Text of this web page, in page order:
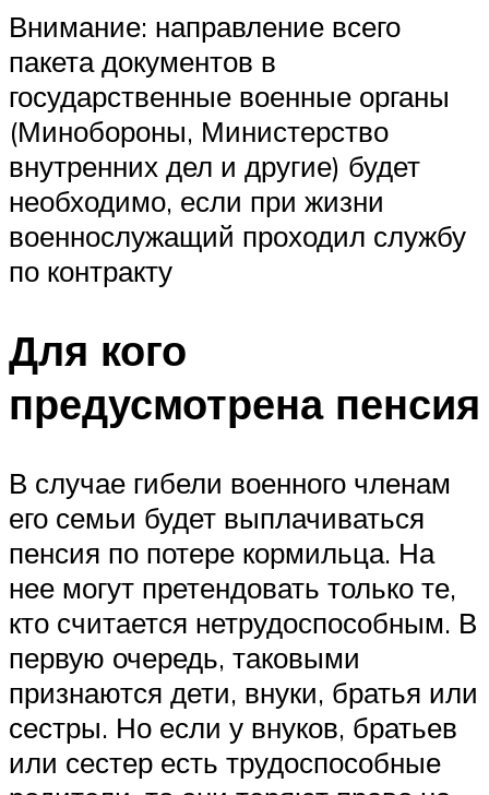
Внимание: направление всего
пакета документов в
государственные военные органы
(Минобороны, Министерство
внутренних дел и другие) будет
необходимо, если при жизни
военнослужащий проходил службу
по контракту
Для кого
предусмотрена пенсия
В случае гибели военного членам
его семьи будет выплачиваться
пенсия по потере кормильца. На
нее могут претендовать только те,
кто считается нетрудоспособным. В
первую очередь, таковыми
признаются дети, внуки, братья или
сестры. Но если у внуков, братьев
или сестер есть трудоспособные